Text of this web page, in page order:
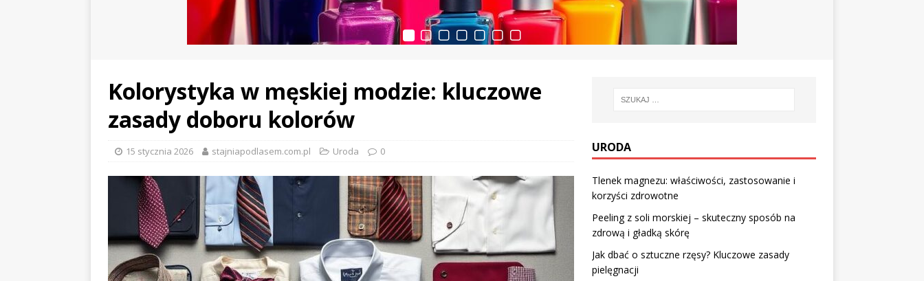
Kolorystyka w męskiej modzie: kluczowe
zasady doboru kolorów
15 stycznia 2026 stajniapodlasem.com.pl Uroda 0 URODA
Tlenek magnezu: właściwości, zastosowanie i
korzyści zdrowotne
Peeling z soli morskiej – skuteczny sposób na
zdrową i gładką skórę
Jak dbać o sztuczne rzęsy? Kluczowe zasady
pielęgnacji